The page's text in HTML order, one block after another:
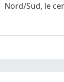
Nord/Sud, le